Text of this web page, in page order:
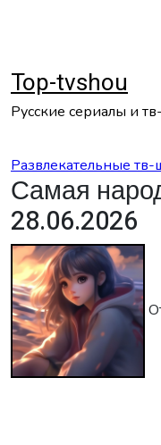
Top-tvshou
Русские сериалы и
Развлекательные тв-
Самая
28.06.2026